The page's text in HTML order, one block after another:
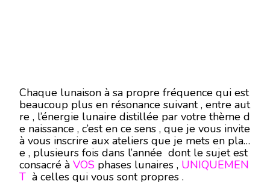
Chaque lunaison à sa propre fréquence qui est
beaucoup plus en résonance suivant , entre aut
re , l’énergie lunaire distillée par votre thème d
e naissance , c’est en ce sens , que je vous invite
à vous inscrire aux ateliers que je mets en plac
e , plusieurs fois dans l’année dont le sujet est
consacré à VOS phases lunaires , UNIQUEMEN
T à celles qui vous sont propres .